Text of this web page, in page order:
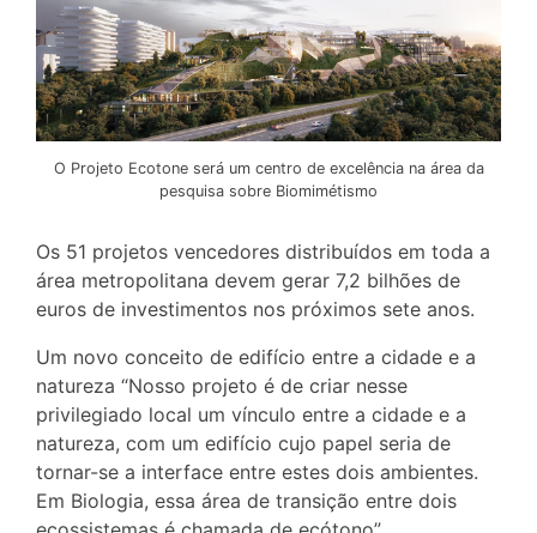
O Projeto Ecotone será um centro de excelência na área da
pesquisa sobre Biomimétismo
Os 51 projetos vencedores distribuídos em toda a
área metropolitana devem gerar 7,2 bilhões de
euros de investimentos nos próximos sete anos.
Um novo conceito de edifício entre a cidade e a
natureza “Nosso projeto é de criar nesse
privilegiado local um vínculo entre a cidade e a
natureza, com um edifício cujo papel seria de
tornar-se a interface entre estes dois ambientes.
Em Biologia, essa área de transição entre dois